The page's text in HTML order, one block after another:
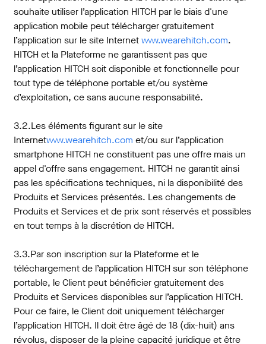
souhaite utiliser l’application HITCH par le biais d'une
application mobile peut télécharger gratuitement
l’application sur le site Internet www.wearehitch.com.
HITCH et la Plateforme ne garantissent pas que
l’application HITCH soit disponible et fonctionnelle pour
tout type de téléphone portable et/ou système
d’exploitation, ce sans aucune responsabilité.
3.2.Les éléments figurant sur le site
Internetwww.wearehitch.com et/ou sur l’application
smartphone HITCH ne constituent pas une offre mais un
appel d'offre sans engagement. HITCH ne garantit ainsi
pas les spécifications techniques, ni la disponibilité des
Produits et Services présentés. Les changements de
Produits et Services et de prix sont réservés et possibles
en tout temps à la discrétion de HITCH.
3.3.Par son inscription sur la Plateforme et le
téléchargement de l’application HITCH sur son téléphone
portable, le Client peut bénéficier gratuitement des
Produits et Services disponibles sur l’application HITCH.
Pour ce faire, le Client doit uniquement télécharger
l’application HITCH. Il doit être âgé de 18 (dix-huit) ans
révolus, disposer de la pleine capacité juridique et être